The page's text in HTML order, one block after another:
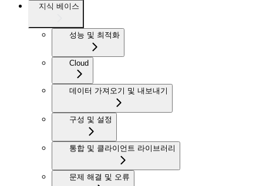
지식 베이스
성능 및 최적화
Cloud
데이터 가져오기 및 내보내기
구성 및 설정
통합 및 클라이언트 라이브러리
문제 해결 및 오류